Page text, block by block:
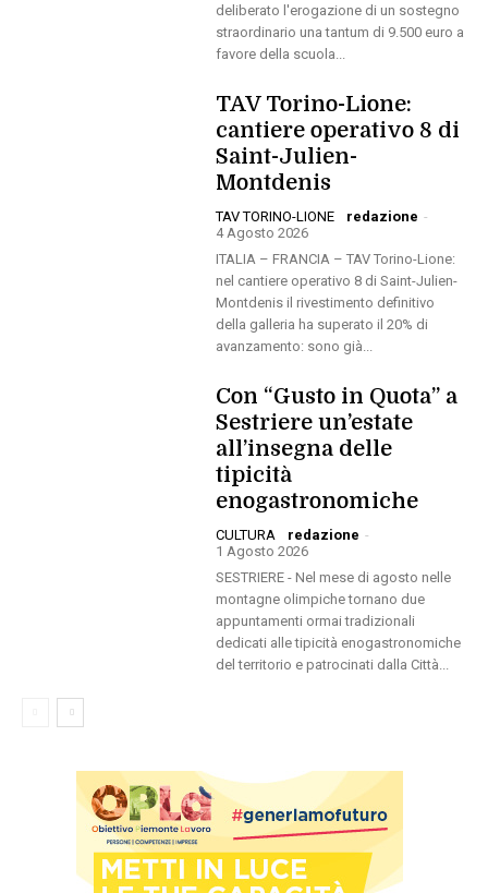
deliberato l'erogazione di un sostegno
straordinario una tantum di 9.500 euro a
favore della scuola...
TAV Torino-Lione:
cantiere operativo 8 di
Saint-Julien-
Montdenis
TAV TORINO-LIONE redazione -
4 Agosto 2026
ITALIA – FRANCIA – TAV Torino-Lione:
nel cantiere operativo 8 di Saint-Julien-
Montdenis il rivestimento definitivo
della galleria ha superato il 20% di
avanzamento: sono già...
Con “Gusto in Quota” a
Sestriere un’estate
all’insegna delle
tipicità
enogastronomiche
CULTURA redazione -
1 Agosto 2026
SESTRIERE - Nel mese di agosto nelle
montagne olimpiche tornano due
appuntamenti ormai tradizionali
dedicati alle tipicità enogastronomiche
del territorio e patrocinati dalla Città...